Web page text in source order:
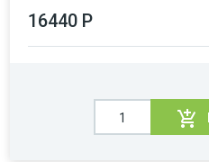
16440 Р